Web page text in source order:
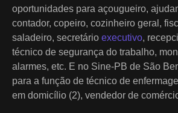
oportunidades para açougueiro,
contador, copeiro, cozinheiro geral,
saladeiro, secretário executivo,
técnico de segurança do trabalho,
alarmes, etc. E no Sine-PB de São
para a função de técnico de
em domicílio (2), vendedor de